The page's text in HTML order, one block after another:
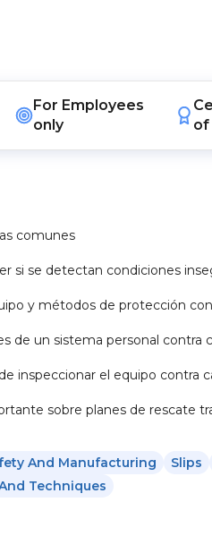
For Employees
only
of
comunes
si se detectan condiciones
y métodos de protección
de un sistema personal contra
inspeccionar el equipo contra
sobre planes de rescate
And Manufacturing Slips
Techniques